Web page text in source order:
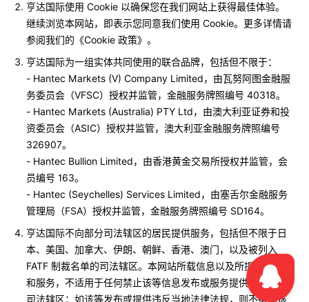
亨达国际使用 Cookie 以确保您在我们网站上获得最佳体验。
继续浏览本网站，即表示您同意我们使用 Cookie。更多详情请
参阅我们的《Cookie 政策》。
亨达国际为一组实体共同使用的联合品牌，包括但不限于：
- Hantec Markets (V) Company Limited，由瓦努阿图金融服
务委员会（VFSC）授权并监管，金融服务牌照编号 40318。
- Hantec Markets (Australia) PTY Ltd，由澳大利亚证券和投
资委员会（ASIC）授权并监管，澳大利亚金融服务牌照编号
326907。
- Hantec Bullion Limited，由香港黄金交易所授权并监管，会
员编号 163。
- Hantec (Seychelles) Services Limited，由塞舌尔金融服务
管理局（FSA）授权并监管，金融服务牌照编号 SD164。
亨达国际不向部分司法辖区的居民提供服务，包括但不限于日
本、美国、加拿大、伊朗、朝鲜、香港、澳门，以及被列入
FATF 制裁名单的司法辖区。本网站所载信息以及所提供的产品
和服务，不适用于任何禁止该等信息发布或服务提供的国家或
司法辖区；如该等发布或提供违反当地法律法规，则不得向该